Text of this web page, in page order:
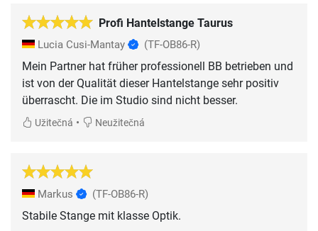
Profi Hantelstange Taurus
Lucia Cusi-Mantay (TF-OB86-R)
Mein Partner hat früher professionell BB betrieben und
ist von der Qualität dieser Hantelstange sehr positiv
überrascht. Die im Studio sind nicht besser.
Užitečná • Neužitečná
Markus (TF-OB86-R)
Stabile Stange mit klasse Optik.